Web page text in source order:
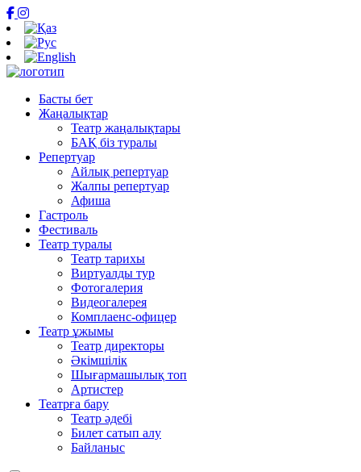
Басты бет
Жаңалықтар
Театр жаңалықтары
БАҚ біз туралы
Репертуар
Айлық репертуар
Жалпы репертуар
Афиша
Гастроль
Фестиваль
Театр туралы
Театр тарихы
Виртуалды тур
Фотогалерия
Видеогалерея
Комплаенс-офицер
Театр ұжымы
Театр директоры
Әкімшілік
Шығармашылық топ
Артистер
Театрға бару
Театр әдебі
Билет сатып алу
Байланыс